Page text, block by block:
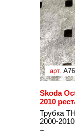
арт.
Skoda
2010
Трубка
2000-